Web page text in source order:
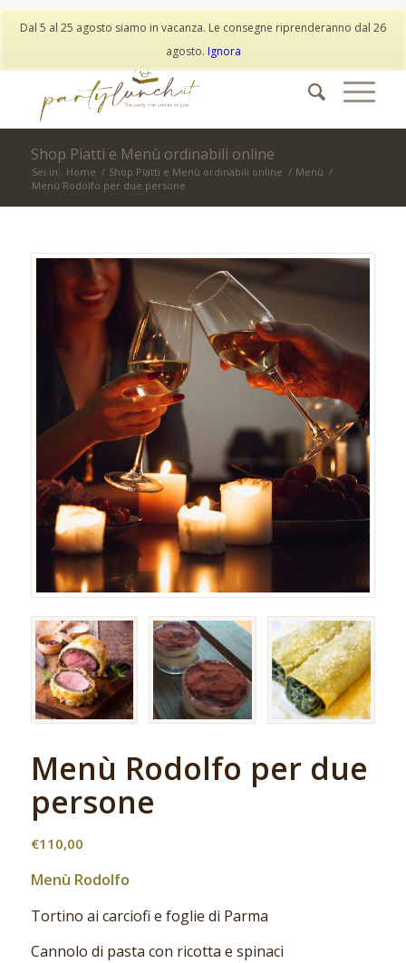
My Account
Wishlist
Shop Piatti e Menù ordinabili online
Sei in: Home / Shop Piatti e Menù ordinabili online / Menù /
Menù Rodolfo per due persone
Menù Rodolfo per due
persone
€110,00
Menù Rodolfo
Tortino ai carciofi e foglie di Parma
Cannolo di pasta con ricotta e spinaci
Dal 5 al 25 agosto siamo in vacanza. Le consegne riprenderanno dal 26
agosto. Ignora